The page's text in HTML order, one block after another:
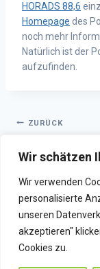
Wir schätzen
Wir verwenden
personalisierte
unseren
akzeptieren"
Cookies zu.
HORADS 88,6
Homepage des
noch mehr
Natürlich ist der
aufzufinden.
ZURÜCK
Medienpreis 2020